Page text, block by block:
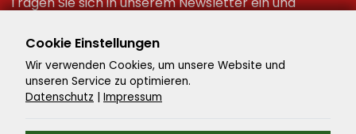
Reiseschnäppchen!
Cookie Einstellungen
Wir verwenden Cookies, um unsere Website und
unseren Service zu optimieren.
Datenschutz | Impressum